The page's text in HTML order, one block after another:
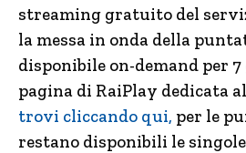
streaming gratuito del
la messa in onda della
disponibile on-demand per
pagina di RaiPlay dedicata
trovi cliccando qui, per le
restano disponibili le